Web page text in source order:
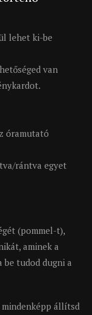
lehet ki-be
van
óramutató
rántva egyet
(pommel-t),
aminek a
tudod dugni a
állítsd